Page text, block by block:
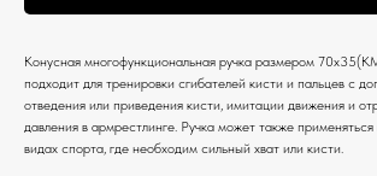
Конусная многофункциональная ручка размером
подходит для тренировки сгибателей кисти и пальцев с
отведения или приведения кисти, имитации движения и
давления в армрестлинге. Ручка может также применяться
видах спорта, где необходим сильный хват или кисти.